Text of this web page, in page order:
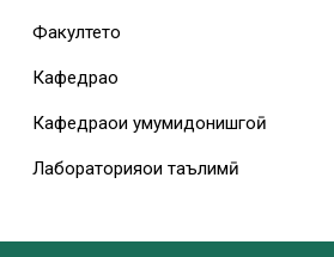
Факултетҳо
Кафедраҳо
Кафедраҳои умумидонишгоҳӣ
Лабораторияҳои таълимӣ